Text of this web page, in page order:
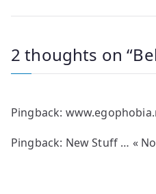
2 thoughts on “
Pingback:
Pingback: New Stuff … «